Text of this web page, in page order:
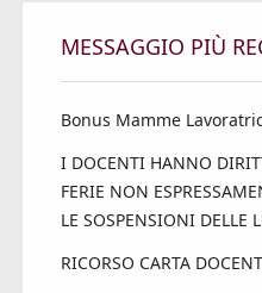
MESSAGGIO PIÙ
Bonus Mamme
I DOCENTI HANNO
FERIE NON
LE SOSPENSIONI DELLE
RICORSO CARTA